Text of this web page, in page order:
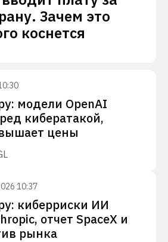
Зачем это
коснется
модели OpenAI
кибератакой,
цены
10:37
киберриски ИИ
отчет SpaceX и
рынка